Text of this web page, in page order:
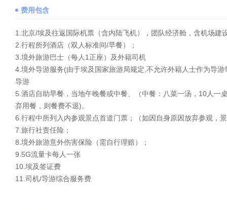
费用包含
1.北京/埃及往返国际机票（含内陆⻜机），团队经济舱，含机场建
2.行程所列酒店（双人标准间/早餐）；
3.境外旅游巴士（每人1正座）及外籍司机
4.境外导游服务(由于埃及国家旅游局规定,不允许外籍人士作为导
导游
5.酒店自助早餐，当地午晚餐或中餐、（中餐：八菜一汤，10人
弃用餐，则餐费不退)。
6.行程中所列入内参观景点首道门票；（如因自身原因放弃参观，
7.旅行社责任险；
8.境外旅游意外伤害保险（需自行理赔）；
9.5G流量卡每人一张
10.埃及签证费
11.司机/导游综合服务费